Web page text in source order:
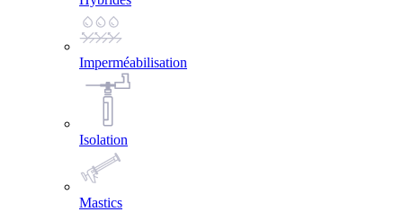
Imperméabilisation
Isolation
Mastics